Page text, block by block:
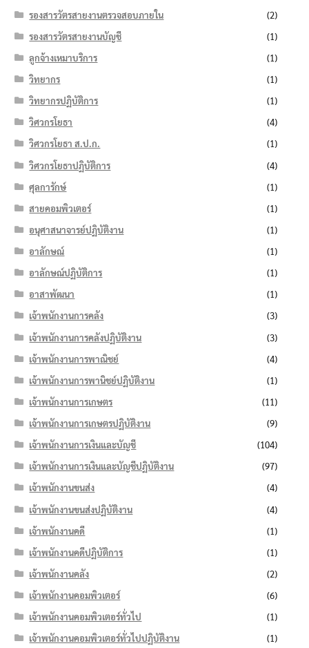
รองสารวัตรสายงานตรวจสอบภายใน
(2)
รองสารวัตรสายงานบัญชี
(1)
ลูกจ้างเหมาบริการ
(1)
วิทยากร
(1)
วิทยากรปฏิบัติการ
(1)
วิศวกรโยธา
(4)
วิศวกรโยธา ส.ป.ก.
(1)
วิศวกรโยธาปฏิบัติการ
(4)
ศุลการักษ์
(1)
สายคอมพิวเตอร์
(1)
อนุศาสนาจารย์ปฏิบัติงาน
(1)
อาลักษณ์
(1)
อาลักษณ์ปฏิบัติการ
(1)
อาสาพัฒนา
(1)
เจ้าพนักงานการคลัง
(3)
เจ้าพนักงานการคลังปฏิบัติงาน
(3)
เจ้าพนักงานการพาณิชย์
(4)
เจ้าพนักงานการพานิชย์ปฏิบัติงาน
(1)
เจ้าพนักงานการเกษตร
(11)
เจ้าพนักงานการเกษตรปฏิบัติงาน
(9)
เจ้าพนักงานการเงินและบัญชี
(104)
เจ้าพนักงานการเงินและบัญชีปฏิบัติงาน
(97)
เจ้าพนักงานขนส่ง
(4)
เจ้าพนักงานขนส่งปฏิบัติงาน
(4)
เจ้าพนักงานคดี
(1)
เจ้าพนักงานคดีปฏิบัติการ
(1)
เจ้าพนักงานคลัง
(2)
เจ้าพนักงานคอมพิวเตอร์
(6)
เจ้าพนักงานคอมพิวเตอร์ทั่วไป
(1)
เจ้าพนักงานคอมพิวเตอร์ทั่วไปปฏิบัติงาน
(1)